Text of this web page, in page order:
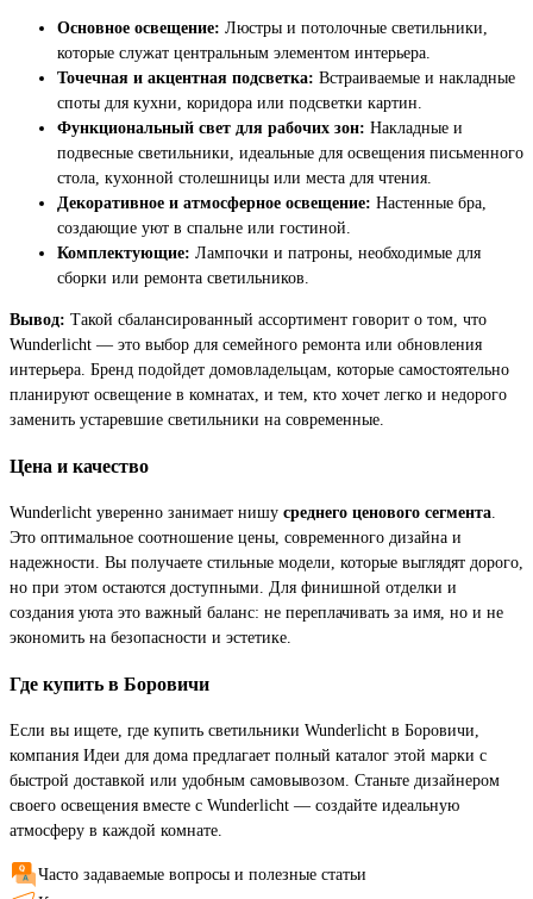
Основное освещение: Люстры и потолочные светильники,
которые служат центральным элементом интерьера.
Точечная и акцентная подсветка: Встраиваемые и накладные
споты для кухни, коридора или подсветки картин.
Функциональный свет для рабочих зон: Накладные и
подвесные светильники, идеальные для освещения письменного
стола, кухонной столешницы или места для чтения.
Декоративное и атмосферное освещение: Настенные бра,
создающие уют в спальне или гостиной.
Комплектующие: Лампочки и патроны, необходимые для
сборки или ремонта светильников.
Вывод: Такой сбалансированный ассортимент говорит о том, что
Wunderlicht — это выбор для семейного ремонта или обновления
интерьера. Бренд подойдет домовладельцам, которые самостоятельно
планируют освещение в комнатах, и тем, кто хочет легко и недорого
заменить устаревшие светильники на современные.
Цена и качество
Wunderlicht уверенно занимает нишу среднего ценового сегмента
Это оптимальное соотношение цены, современного дизайна и
надежности. Вы получаете стильные модели, которые выглядят дорого,
но при этом остаются доступными. Для финишной отделки и
создания уюта это важный баланс: не переплачивать за имя, но и не
экономить на безопасности и эстетике.
Где купить в Боровичи
Если вы ищете, где купить светильники Wunderlicht в Боровичи,
компания Идеи для дома предлагает полный каталог этой марки с
быстрой доставкой или удобным самовывозом. Станьте дизайнером
своего освещения вместе с Wunderlicht — создайте идеальную
атмосферу в каждой комнате.
Часто задаваемые вопросы и полезные статьи